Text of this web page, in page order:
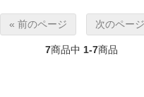
« 前のページ 次のペー
7商品中 1-7商品